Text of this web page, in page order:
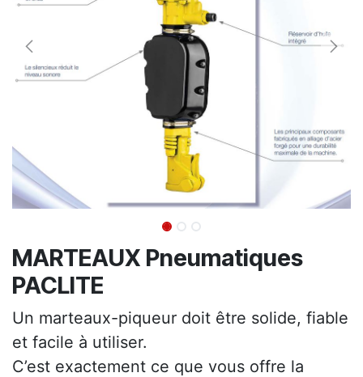
MARTEAUX Pneumatiques
PACLITE
Un marteaux-piqueur doit être solide, fiable
et facile à utiliser.
C’est exactement ce que vous offre la